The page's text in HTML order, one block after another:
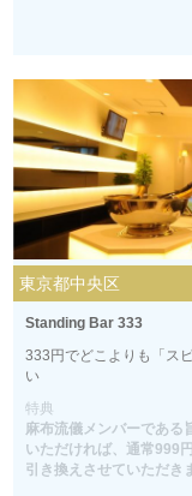
東京都中央区
Standing Bar 333
333円でどこよりも「ス
い
特典
麻布流儀メンバーである
いただければ、通常999
引き換えさせていただき